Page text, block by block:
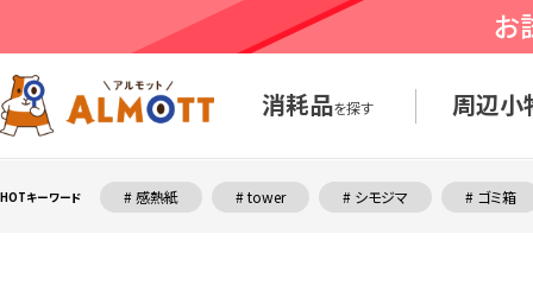
消耗品を探す 周辺小
HOTキーワード # 感熱紙 # tower # シモジマ # ゴミ箱